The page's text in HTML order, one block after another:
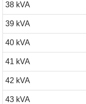
38 kVA
39 kVA
40 kVA
41 kVA
42 kVA
43 kVA